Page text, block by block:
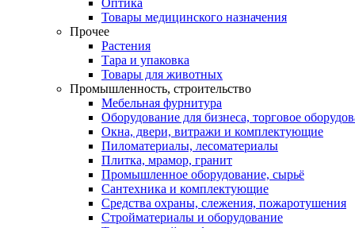
Оптика
Товары медицинского назначения
Прочее
Растения
Тара и упаковка
Товары для животных
Промышленность, строительство
Мебельная фурнитура
Оборудование для бизнеса, торговое
Окна, двери, витражи и комплектующие
Пиломатериалы, лесоматериалы
Плитка, мрамор, гранит
Промышленное оборудование, сырьё
Сантехника и комплектующие
Средства охраны, слежения, пожаротушения
Стройматериалы и оборудование